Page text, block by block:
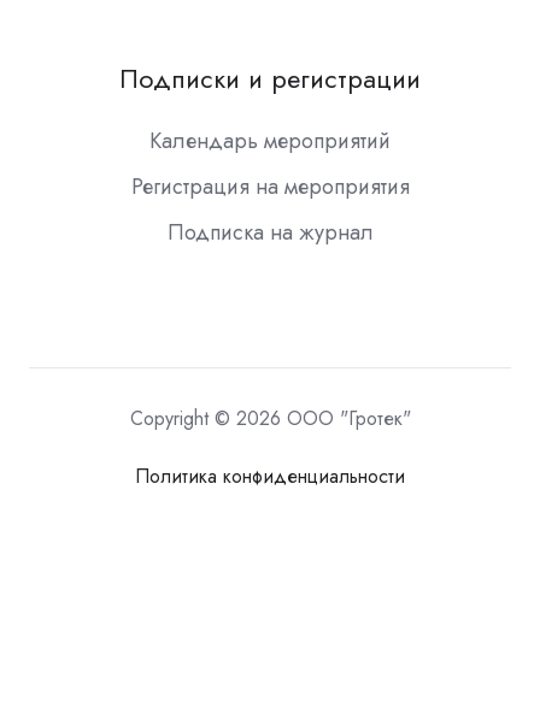
Подписки и регистрации
Календарь мероприятий
Регистрация на мероприятия
Подписка на журнал
Copyright © 2026 ООО "Гротек"
Политика конфиденциальности